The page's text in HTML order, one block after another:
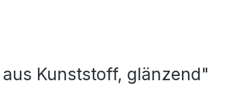
Kunststoff, glänzend"